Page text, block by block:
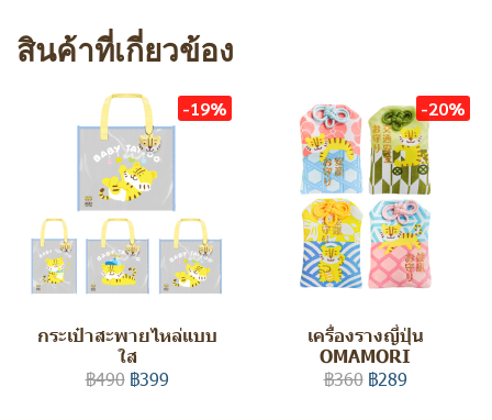
สินค้าที่เกี่ยวข้อง
-19%
กระเป๋าสะพายไหล่แบบ
ใส
฿490 ฿399
-20%
เครื่องรางญี่ปุ่น
OMAMORI
฿360 ฿289